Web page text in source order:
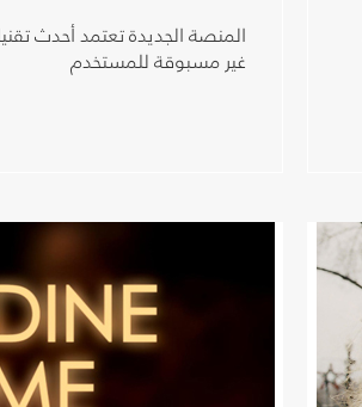
المنصة الجديدة تعتمد أحدث
غير مسبوقة للمستخدم